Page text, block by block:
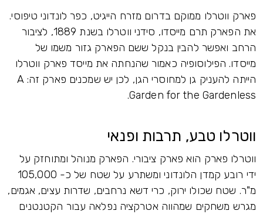
פארק ווטרלו ממוקם בדרום מזרח הייגיט, כפר לונדוני טיפוסי.
את הפארק תרם מייסדו, סידני ווטרלו בשנת 1889, לציבור
הרחב ואפשר להבין בנקל ששם הפארק גזור משמו של
מייסדו. הפילוסופיה כאמור שהנחתה את מייסד פארק ווטרלו
הייתה להעניק גן למחוסרי הגן, לכן יש שמכנים פארק זה: A
Garden for the Gardenless.
ווטרלו טבע, תרבות ופנאי
ווטרלו פארק הוא פארק ציבורי. הפארק מנוהל ומתוחזק על
ידי רובע קמדן הלונדוני ומשתרע על שטח של כ- 105,000
מ"ר. שטח שכולו ירוק, כרי דשא נרחבים, שדרות עצים, אגמים,
מגרש משחקים שמהווה אטרקציה נפלאה עבור הקטנטנים